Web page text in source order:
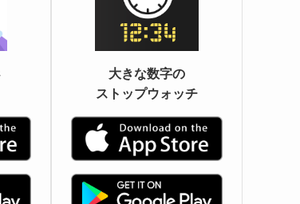
大きな数字の
ストップウォッチ